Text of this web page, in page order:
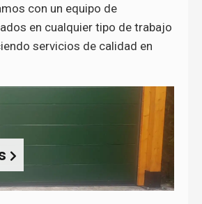
con un equipo de
en cualquier tipo de trabajo
servicios de calidad en